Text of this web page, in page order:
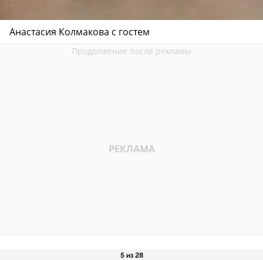
Анастасия Колмакова с гостем
5 из 28